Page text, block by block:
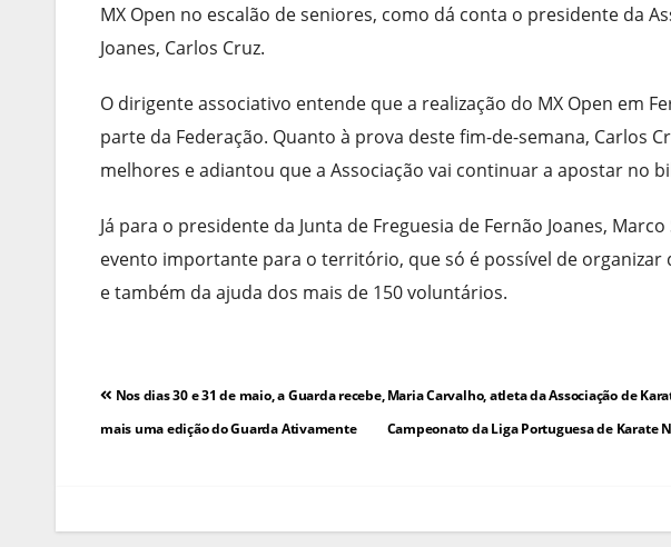
MX Open no escalão de seniores, como dá conta o presidente da
Joanes, Carlos Cruz.
O dirigente associativo entende que a realização do MX Open em
parte da Federação. Quanto à prova deste fim-de-semana, Carlos
melhores e adiantou que a Associação vai continuar a apostar no
Já para o presidente da Junta de Freguesia de Fernão Joanes,
evento importante para o território, que só é possível de organizar
e também da ajuda dos mais de 150 voluntários.
Navegação
de
Maria Carvalho, atleta da Associação de
Campeonato da Liga Portuguesa de Karate
Nos dias 30 e 31 de maio, a Guarda recebe,
mais uma edição do Guarda Ativamente